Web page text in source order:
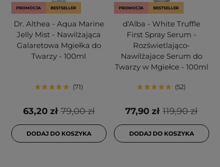
PROMOCJA BESTSELLER
Dr. Althea - Aqua Marine
Jelly Mist - Nawilżająca
Galaretowa Mgiełka do
Twarzy - 100ml
71
79,00 zł
63,20 zł
DODAJ DO KOSZYKA
PROMOCJA BESTSELLER
d'Alba - White Truffle
First Spray Serum -
Rozświetlająco-
Nawilżajace Serum do
Twarzy w Mgiełce - 100ml
52
119,90 zł
77,90 zł
DODAJ DO KOSZYKA